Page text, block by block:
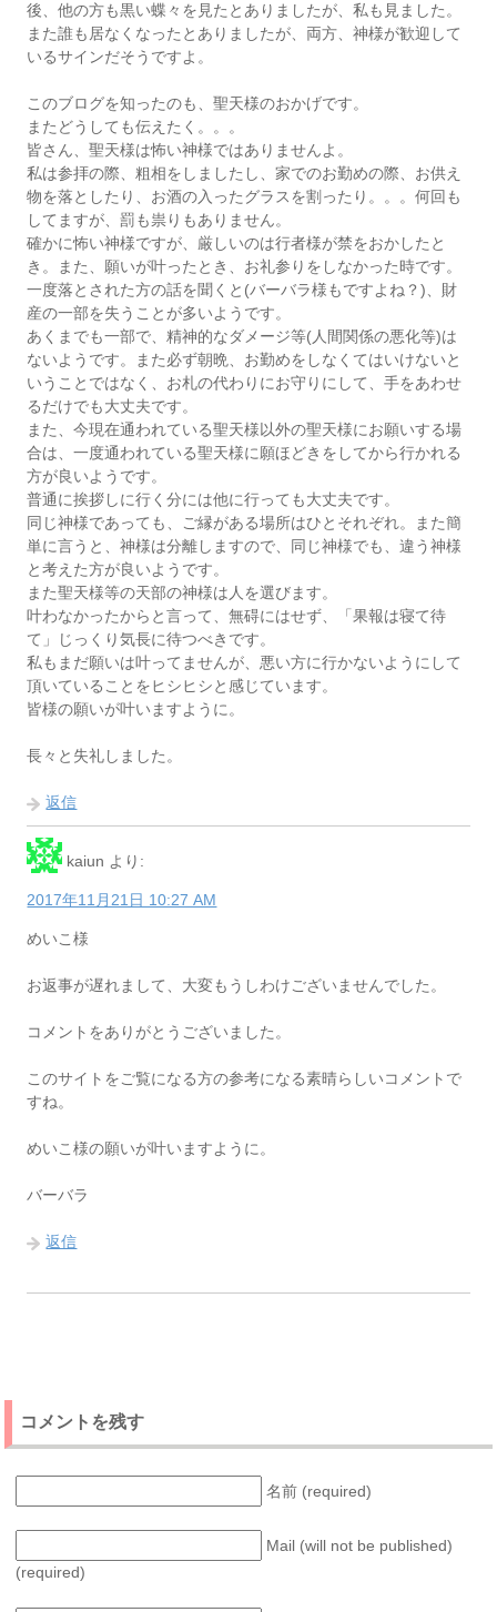
後、他の方も黒い蝶々を見たとありましたが、私も見ました。
また誰も居なくなったとありましたが、両方、神様が歓迎して
いるサインだそうですよ。
このブログを知ったのも、聖天様のおかげです。
またどうしても伝えたく。。。
皆さん、聖天様は怖い神様ではありませんよ。
私は参拝の際、粗相をしましたし、家でのお勤めの際、お供え
物を落としたり、お酒の入ったグラスを割ったり。。。何回も
してますが、罰も祟りもありません。
確かに怖い神様ですが、厳しいのは行者様が禁をおかしたと
き。また、願いが叶ったとき、お礼参りをしなかった時です。
一度落とされた方の話を聞くと(バーバラ様もですよね？)、財
産の一部を失うことが多いようです。
あくまでも一部で、精神的なダメージ等(人間関係の悪化等)は
ないようです。また必ず朝晩、お勤めをしなくてはいけないと
いうことではなく、お札の代わりにお守りにして、手をあわせ
るだけでも大丈夫です。
また、今現在通われている聖天様以外の聖天様にお願いする場
合は、一度通われている聖天様に願ほどきをしてから行かれる
方が良いようです。
普通に挨拶しに行く分には他に行っても大丈夫です。
同じ神様であっても、ご縁がある場所はひとそれぞれ。また簡
単に言うと、神様は分離しますので、同じ神様でも、違う神様
と考えた方が良いようです。
また聖天様等の天部の神様は人を選びます。
叶わなかったからと言って、無碍にはせず、「果報は寝て待
て」じっくり気長に待つべきです。
私もまだ願いは叶ってませんが、悪い方に行かないようにして
頂いていることをヒシヒシと感じています。
皆様の願いが叶いますように。
長々と失礼しました。
返信
kaiun より:
2017年11月21日 10:27 AM
めいこ様
お返事が遅れまして、大変もうしわけございませんでした。
コメントをありがとうございました。
このサイトをご覧になる方の参考になる素晴らしいコメントで
すね。
めいこ様の願いが叶いますように。
バーバラ
返信
コメントを残す
名前 (required)
Mail (will not be published)
(required)